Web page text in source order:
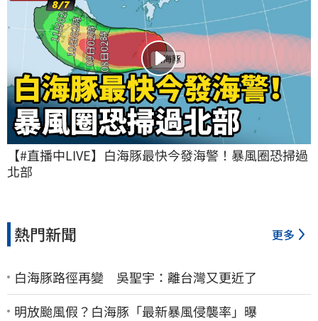
【#直播中LIVE】白海豚最快今發海警！暴風圈恐掃過
北部
熱門新聞 更多
白海豚路徑再變 吳聖宇：離台灣又更近了
明放颱風假？白海豚「最新暴風侵襲率」曝